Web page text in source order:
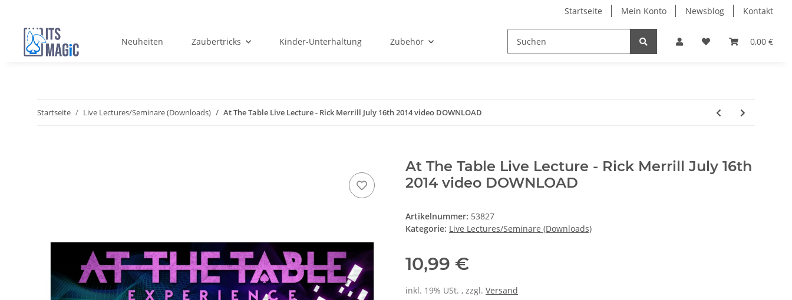
Startseite Mein Konto Newsblog Kontakt
0,00 €
Neuheiten Zaubertricks Kinder-Unterhaltung Zubehör
Startseite Live Lectures/Seminare (Downloads) At The Table Live Lecture - Rick Merrill July 16th 2014 video DOWNLOAD
At The Table Live Lecture - Rick Merrill July 16th
2014 video DOWNLOAD
Artikelnummer: 53827
Kategorie: Live Lectures/Seminare (Downloads)
10,99 €
inkl. 19% USt. , zzgl. Versand